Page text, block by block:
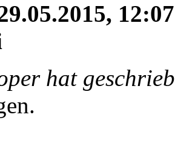
12:07
hat